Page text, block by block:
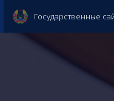
Государственные